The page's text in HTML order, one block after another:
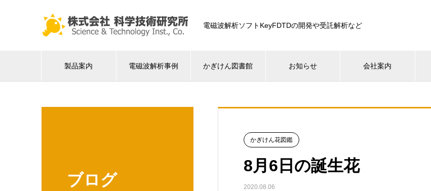
電磁波解析ソフトKeyFDTDの開発や受託解析など
製品案内 電磁波解析事例 かぎけん図書館 お知らせ 会社案内
ブログ
かぎけん花図鑑
8月6日の誕生花
2020.08.06